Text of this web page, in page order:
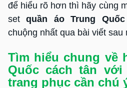
để hiểu rõ hơn thì hãy cùng
setquần áo Trung Quốc
chuộng nhất qua bài viết sau
Tìm hiểu chung về
Quốc cách tân
trang phục cần chú